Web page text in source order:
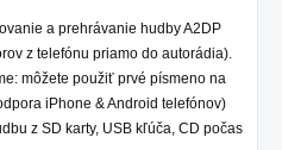
a prehrávanie hudby A2DP
z telefónu priamo do autorádia).
môžete použiť prvé písmeno na
iPhone & Android telefónov)
z SD karty, USB kľúča, CD počas